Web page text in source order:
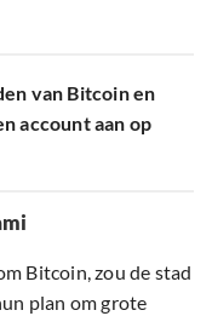
van Bitcoin en
account aan op
Bitcoin, zou de stad
plan om grote